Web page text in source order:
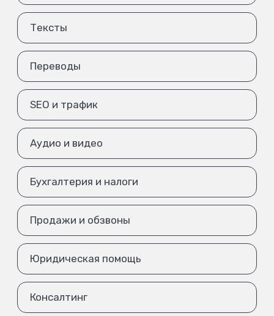
Тексты
Переводы
SEO и трафик
Аудио и видео
Бухгалтерия и налоги
Продажи и обзвоны
Юридическая помощь
Консалтинг